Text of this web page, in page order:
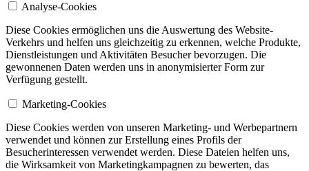
Analyse-Cookies
Diese Cookies ermöglichen uns die Auswertung des Website-
Verkehrs und helfen uns gleichzeitig zu erkennen, welche Produkte,
Dienstleistungen und Aktivitäten Besucher bevorzugen. Die
gewonnenen Daten werden uns in anonymisierter Form zur
Verfügung gestellt.
Marketing-Cookies
Diese Cookies werden von unseren Marketing- und Werbepartnern
verwendet und können zur Erstellung eines Profils der
Besucherinteressen verwendet werden. Diese Dateien helfen uns,
die Wirksamkeit von Marketingkampagnen zu bewerten, das